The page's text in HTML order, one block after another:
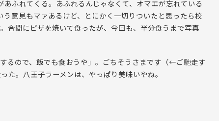
あふれてくる。
あふれるんじゃなくて、オマエが忘れている
う意見もマァあるけど、とにかく一切りついたと思ったら校
合間にピザを焼いて食ったが、今回も、半分食うまで写真
るので、飯でも食おうや」。ごちそうさまです（←ご馳走す
た。八王子ラーメンは、やっぱり美味いやね。